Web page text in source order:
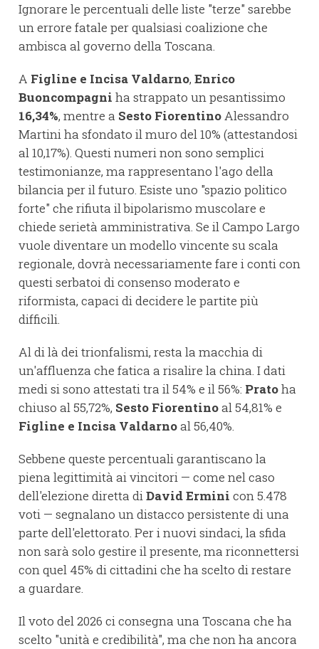
Ignorare le percentuali delle liste "terze" sarebbe
un errore fatale per qualsiasi coalizione che
ambisca al governo della Toscana.
A Figline e Incisa Valdarno, Enrico
Buoncompagni ha strappato un pesantissimo
16,34%, mentre a Sesto FiorentinoAlessandro
Martini ha sfondato il muro del 10% (attestandosi
al 10,17%). Questi numeri non sono semplici
testimonianze, ma rappresentano l'ago della
bilancia per il futuro. Esiste uno "spazio politico
forte" che rifiuta il bipolarismo muscolare e
chiede serietà amministrativa. Se il Campo Largo
vuole diventare un modello vincente su scala
regionale, dovrà necessariamente fare i conti con
questi serbatoi di consenso moderato e
riformista, capaci di decidere le partite più
difficili.
Al di là dei trionfalismi, resta la macchia di
un'affluenza che fatica a risalire la china. I dati
medi si sono attestati tra il 54% e il 56%: Pratoha
chiuso al 55,72%, Sesto Fiorentinoal 54,81% e
Figline e Incisa Valdarnoal 56,40%.
Sebbene queste percentuali garantiscano la
piena legittimità ai vincitori — come nel caso
dell'elezione diretta diDavid Ermini con 5.478
voti — segnalano un distacco persistente di una
parte dell'elettorato. Per i nuovi sindaci, la sfida
non sarà solo gestire il presente, ma riconnettersi
con quel 45% di cittadini che ha scelto di restare
a guardare.
Il voto del 2026 ci consegna una Toscana che ha
scelto "unità e credibilità", ma che non ha ancora